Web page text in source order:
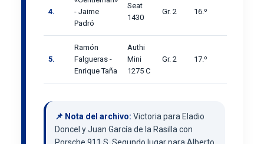
4.
- Jaime
Padró
Seat
1430
Gr. 2 16.º
5.
Ramón
Falgueras -
Enrique Taña
Authi
Mini
1275 C
Gr. 2 17.º
📌 Nota del archivo: Victoria para Eladio
Doncel y Juan García de la Rasilla con
Porsche 911 S. Segundo lugar para Alberto